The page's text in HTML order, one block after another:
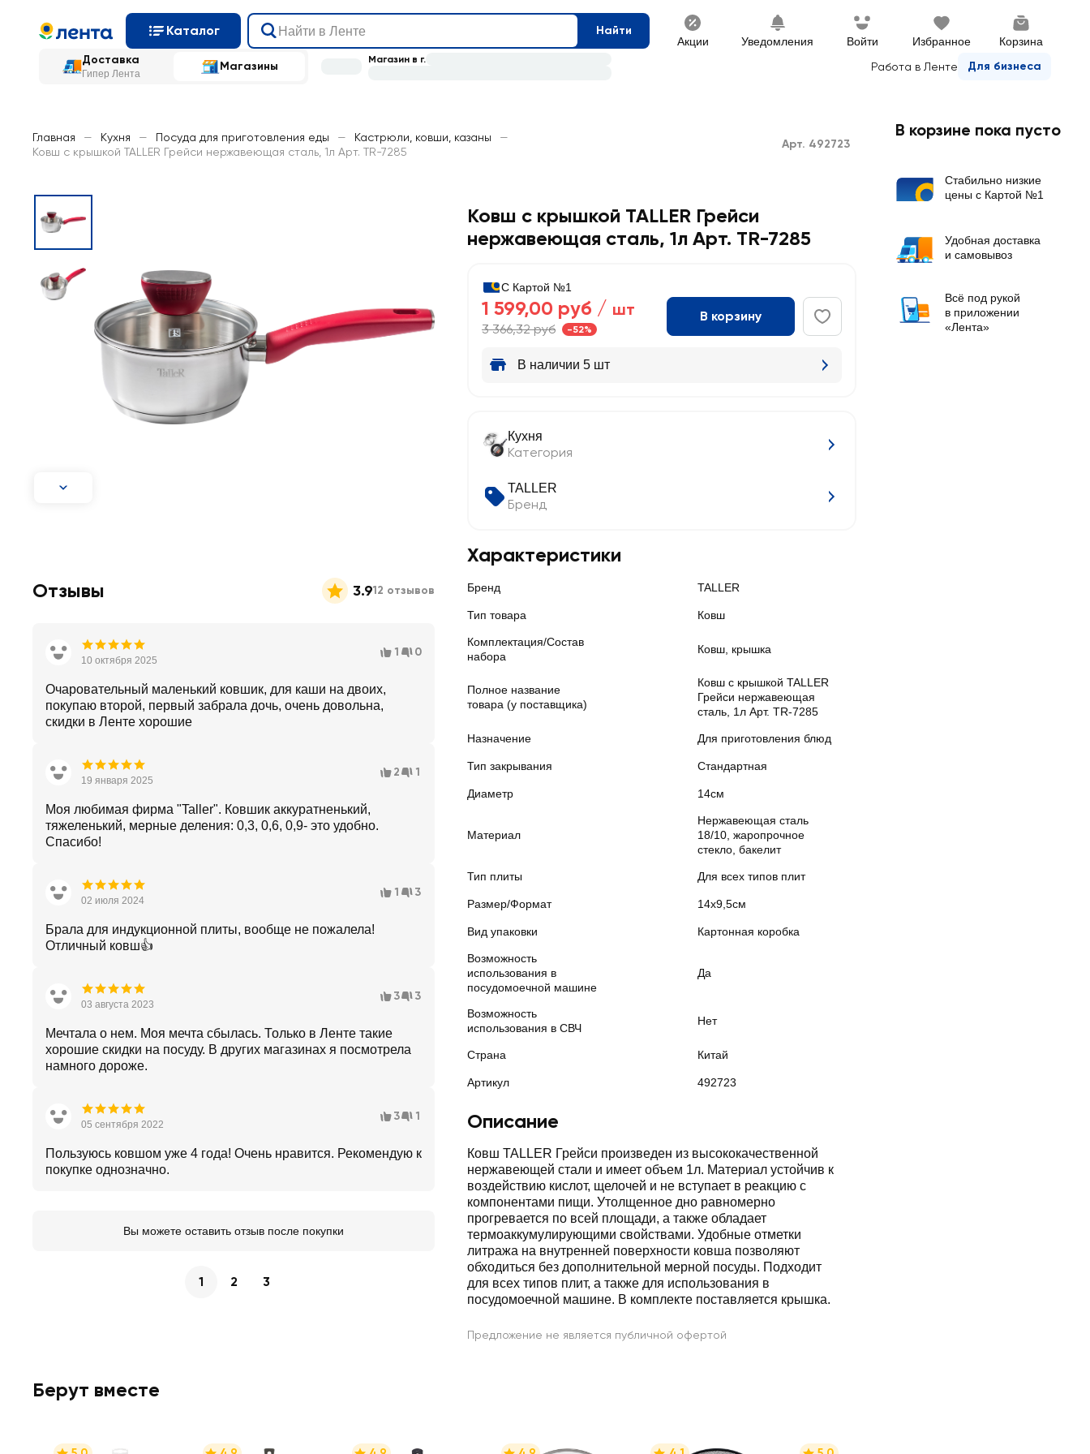
Каталог Найти
Акции Уведомления Войти Избранное Корзина
Доставка
Гипер Лента
Магазины Работа в Ленте Для бизнеса
Магазин в г.
Главная — Кухня — Посуда для приготовления еды — Кастрюли, ковши, казаны
—
Ковш с крышкой TALLER Грейси нержавеющая сталь, 1л Арт. TR-7285
Арт. 492723
Ковш с крышкой TALLER Грейси
нержавеющая сталь, 1л Арт. TR-7285
С Картой №1
1 599,00 руб / шт
3 366,32 руб -52%
В корзину
В наличии 5 шт
Кухня
Категория
TALLER
Бренд
Характеристики
Бренд TALLER
Тип товара Ковш
Комплектация/Состав
набора
Ковш, крышка
Полное название
товара (у поставщика)
Ковш с крышкой TALLER
Грейси нержавеющая
сталь, 1л Арт. TR-7285
Назначение Для приготовления блюд
Тип закрывания Стандартная
Диаметр 14см
Материал
Нержавеющая сталь
18/10, жаропрочное
стекло, бакелит
Тип плиты Для всех типов плит
Размер/Формат 14х9,5см
Вид упаковки Картонная коробка
Возможность
использования в
посудомоечной машине
Да
Возможность
использования в СВЧ
Нет
Страна Китай
Артикул 492723
Описание
Ковш TALLER Грейси произведен из высококачественной
нержавеющей стали и имеет объем 1л. Материал устойчив к
воздействию кислот, щелочей и не вступает в реакцию с
компонентами пищи. Утолщенное дно равномерно
прогревается по всей площади, а также обладает
термоаккумулирующими свойствами. Удобные отметки
литража на внутренней поверхности ковша позволяют
обходиться без дополнительной мерной посуды. Подходит
для всех типов плит, а также для использования в
посудомоечной машине. В комплекте поставляется крышка.
Предложение не является публичной офертой
Отзывы 3.912 отзывов
10 октября 2025
1 0
Очаровательный маленький ковшик, для каши на двоих,
покупаю второй, первый забрала дочь, очень довольна,
скидки в Ленте хорошие
19 января 2025
2 1
Моя любимая фирма "Taller". Ковшик аккуратненький,
тяжеленький, мерные деления: 0,3, 0,6, 0,9- это удобно.
Спасибо!
02 июля 2024
1 3
Брала для индукционной плиты, вообще не пожалела!
Отличный ковш👍
03 августа 2023
3 3
Мечтала о нем. Моя мечта сбылась. Только в Ленте такие
хорошие скидки на посуду. В других магазинах я посмотрела
намного дороже.
05 сентября 2022
3 1
Пользуюсь ковшом уже 4 года! Очень нравится. Рекомендую к
покупке однозначно.
Вы можете оставить отзыв после покупки
1 2 3
Берут вместе
В корзине пока пусто
Стабильно низкие
цены с Картой №1
Удобная доставка
и самовывоз
Всё под рукой
в приложении
«Лента»